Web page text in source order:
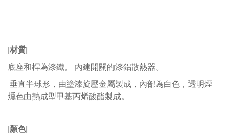
|材質|
底座和桿為漆鐵。 內建開關的漆鋁散熱器。
垂直半球形，由塗漆旋壓金屬製成，內部為白色，透明煙
燻色由熱成型甲基丙烯酸酯製成。
|顏色|